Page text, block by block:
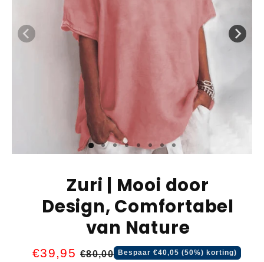
Zuri | Mooi door
Design, Comfortabel
van Nature
Normale
€39,95 Aanbiedingsprijs
€80,00 Bespaar €40,05 (50%) korting)